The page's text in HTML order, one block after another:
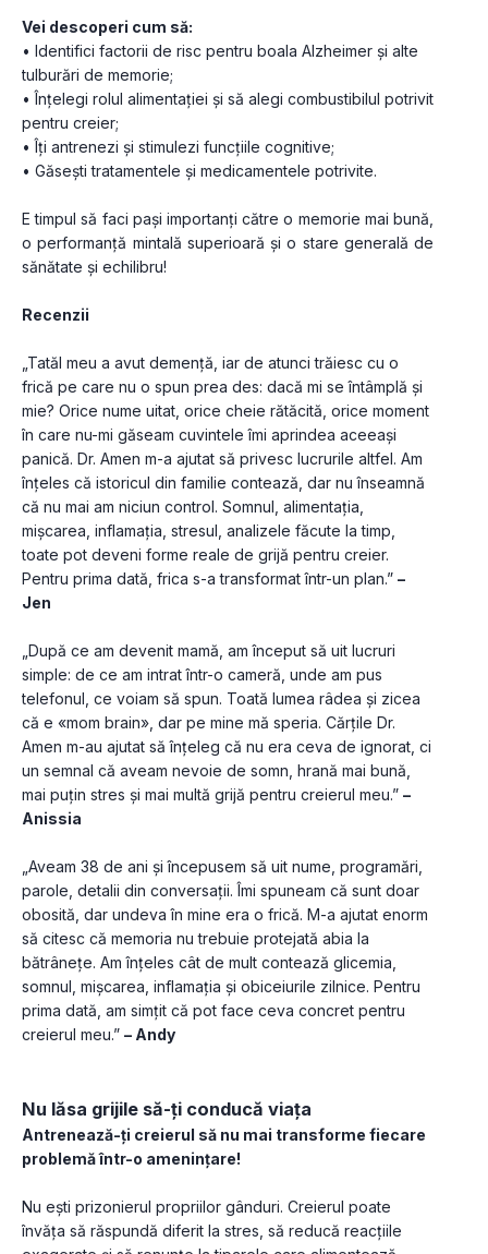
Vei descoperi cum să:
• Identifici factorii de risc pentru boala Alzheimer și alte
tulburări de memorie;
• Înțelegi rolul alimentației și să alegi combustibilul potrivit
pentru creier;
• Îți antrenezi și stimulezi funcțiile cognitive;
• Găsești tratamentele și medicamentele potrivite.
E timpul să faci pași importanți către o memorie mai bună,
o performanță mintală superioară și o stare generală de
sănătate și echilibru!
Recenzii
„Tatăl meu a avut demență, iar de atunci trăiesc cu o
frică pe care nu o spun prea des: dacă mi se întâmplă și
mie? Orice nume uitat, orice cheie rătăcită, orice moment
în care nu-mi găseam cuvintele îmi aprindea aceeași
panică. Dr. Amen m-a ajutat să privesc lucrurile altfel. Am
înțeles că istoricul din familie contează, dar nu înseamnă
că nu mai am niciun control. Somnul, alimentația,
mișcarea, inflamația, stresul, analizele făcute la timp,
toate pot deveni forme reale de grijă pentru creier.
Pentru prima dată, frica s-a transformat într-un plan.” –
Jen
„După ce am devenit mamă, am început să uit lucruri
simple: de ce am intrat într-o cameră, unde am pus
telefonul, ce voiam să spun. Toată lumea râdea și zicea
că e «mom brain», dar pe mine mă speria. Cărțile Dr.
Amen m-au ajutat să înțeleg că nu era ceva de ignorat, ci
un semnal că aveam nevoie de somn, hrană mai bună,
mai puțin stres și mai multă grijă pentru creierul meu.” –
Anissia
„Aveam 38 de ani și începusem să uit nume, programări,
parole, detalii din conversații. Îmi spuneam că sunt doar
obosită, dar undeva în mine era o frică. M-a ajutat enorm
să citesc că memoria nu trebuie protejată abia la
bătrânețe. Am înțeles cât de mult contează glicemia,
somnul, mișcarea, inflamația și obiceiurile zilnice. Pentru
prima dată, am simțit că pot face ceva concret pentru
creierul meu.” – Andy
Nu lăsa grijile să-ți conducă viața
Antrenează-ți creierul să nu mai transforme fiecare
problemă într-o amenințare!
Nu ești prizonierul propriilor gânduri. Creierul poate
învăța să răspundă diferit la stres, să reducă reacțiile